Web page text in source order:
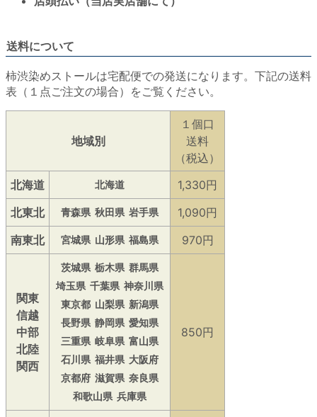
送料について
柿渋染めストールは宅配便での発送になります。下記の送料
表（１点ご注文の場合）をご覧ください。
地域別
１個口
送料
（税込）
北海道
北海道
1,330円
北東北
青森県 秋田県 岩手県
1,090円
南東北
宮城県 山形県 福島県 970円
関東
信越
中部
北陸
関西
茨城県 栃木県 群馬県
埼玉県 千葉県 神奈川県
東京都 山梨県 新潟県
長野県 静岡県 愛知県
三重県 岐阜県 富山県
石川県 福井県 大阪府
京都府 滋賀県 奈良県
和歌山県 兵庫県
850円